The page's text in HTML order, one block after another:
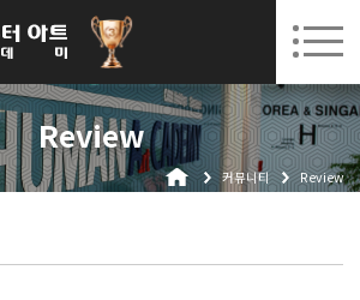
수원캠퍼스 개강 08. 12.(수)
로그인 회원가입 고객센터
Review
커뮤니티 Review